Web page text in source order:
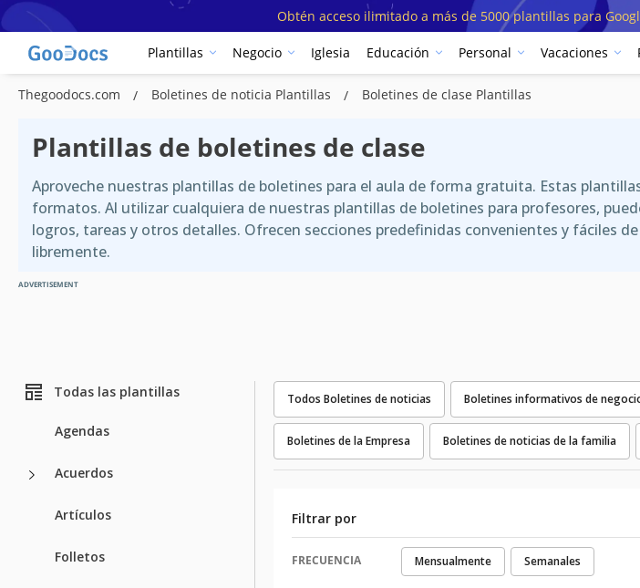
Obtén acceso ilimitado a más de 5000 plantillas para
Plantillas Negocio Iglesia Educación Personal Vacaciones
Thegoodocs.com Boletines de noticia Plantillas Boletines de clase Plantillas
Plantillas de boletines de clase
Aproveche nuestras plantillas de boletines para el aula de forma gratuita. Estas
formatos. Al utilizar cualquiera de nuestras plantillas de boletines para profesores,
logros, tareas y otros detalles. Ofrecen secciones predefinidas convenientes y fáciles
libremente.
ADVERTISEMENT
Todas las plantillas
Agendas
Acuerdos
Artículos
Folletos
Todos Boletines de noticias Boletines informativos de
Boletines de la Empresa Boletines de noticias de la familia
Filtrar por
FRECUENCIA Mensualmente Semanales